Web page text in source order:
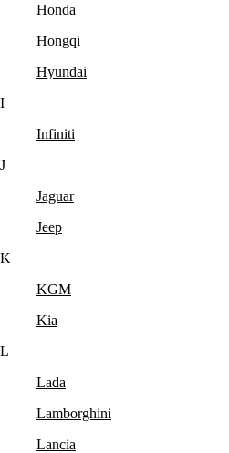
Honda
Hongqi
Hyundai
I
Infiniti
J
Jaguar
Jeep
K
KGM
Kia
L
Lada
Lamborghini
Lancia